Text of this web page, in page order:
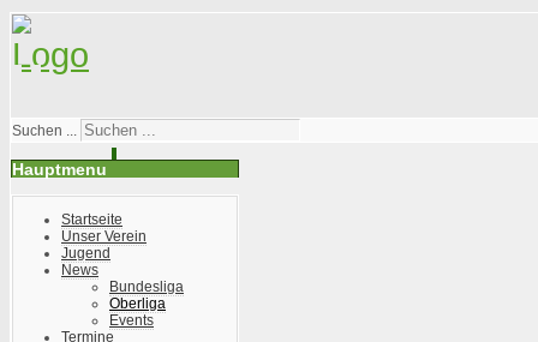
Suchen ...
Hauptmenu
Startseite
Unser Verein
Jugend
News
Bundesliga
Oberliga
Events
Termine